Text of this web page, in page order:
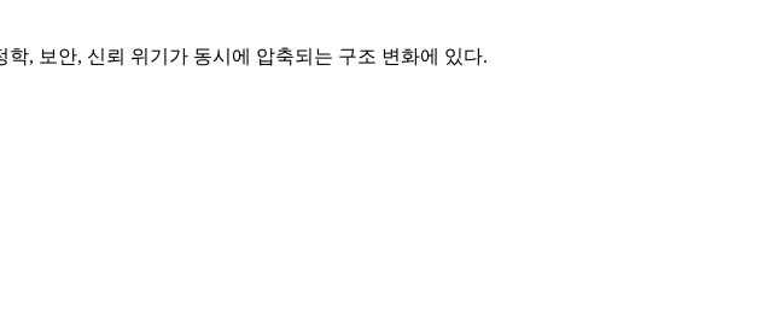
, 보안, 신뢰 위기가 동시에 압축되는 구조 변화에 있다.